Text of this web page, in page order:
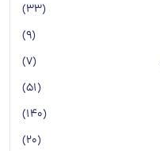
(33)
(9)
(7)
(51)
(140)
(20)